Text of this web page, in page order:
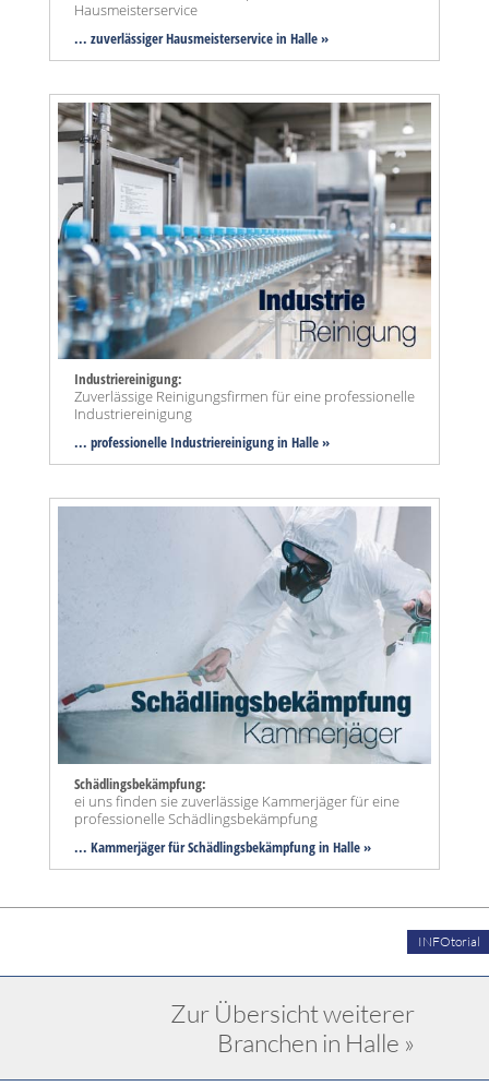
Hausmeisterservice
... zuverlässiger Hausmeisterservice in Halle »
Industriereinigung:
Zuverlässige Reinigungsfirmen für eine professionelle
Industriereinigung
... professionelle Industriereinigung in Halle »
Schädlingsbekämpfung:
ei uns finden sie zuverlässige Kammerjäger für eine
professionelle Schädlingsbekämpfung
... Kammerjäger für Schädlingsbekämpfung in Halle »
INFOtorial
Zur Übersicht weiterer
Branchen in Halle »